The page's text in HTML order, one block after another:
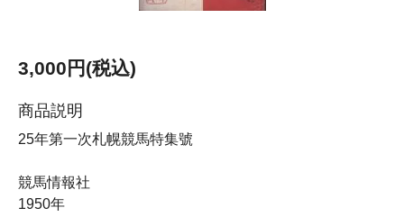
3,000円(税込)
商品説明
25年第一次札幌競馬特集號
競馬情報社
1950年